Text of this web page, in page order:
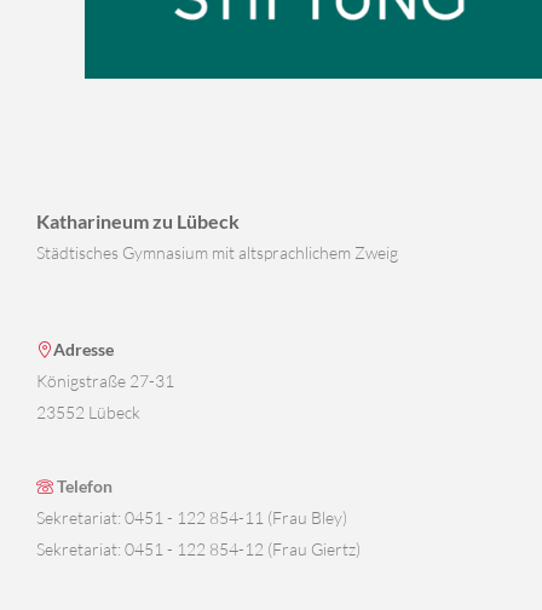
Katharineum zu Lübeck
Städtisches Gymnasium mit altsprachlichem Zweig
Adresse
Königstraße 27-31
23552 Lübeck
Telefon
Sekretariat: 0451 - 122 854-11 (Frau Bley)
Sekretariat: 0451 - 122 854-12 (Frau Giertz)